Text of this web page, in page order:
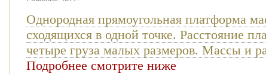
Однородная прямоугольная платформа
сходящихся в одной точке. Расстояние
четыре груза малых размеров. Массы и
Подробнее смотрите ниже